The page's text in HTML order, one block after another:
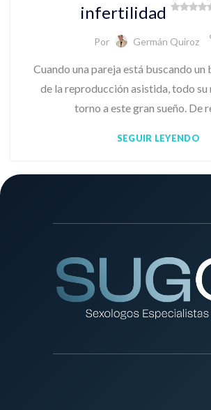
infertilidad
Por Germán Quiroz
Cuando una pareja está buscando
de la reproducción asistida, todo su
torno a este gran sueño. De
SEGUIR LEYENDO